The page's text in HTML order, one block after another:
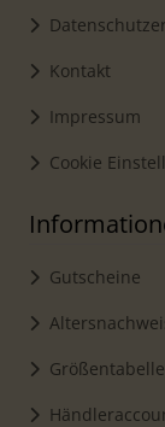
Kontakt
Impressum
Cookie
Gutscheine